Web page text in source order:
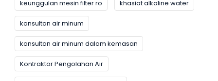
keunggulan mesin filter ro khasiat alkaline water
konsultan air minum
konsultan air minum dalam kemasan
Kontraktor Pengolahan Air